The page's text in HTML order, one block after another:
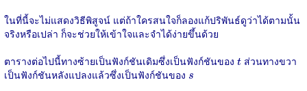
ในที่นี้จะไม่แสดงวิธีพิสูจน์ แต่ถ้าใครสนใจก็ลองแก้ปริพันธ์ดูว่าได้ตามนั้น
จริงหรือเปล่า ก็จะช่วยให้เข้าใจและจำได้ง่ายขึ้นด้วย
ตารางต่อไปนี้ทางซ้ายเป็นฟังก์ชันเดิมซึ่งเป็นฟังก์ชันของ t
t ส่วนทางขวา
เป็นฟังก์ชันหลังแปลงแล้วซึ่งเป็นฟังก์ชันของ s
s